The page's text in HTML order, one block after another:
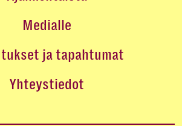
Medialle
ja tapahtumat
Yhteystiedot